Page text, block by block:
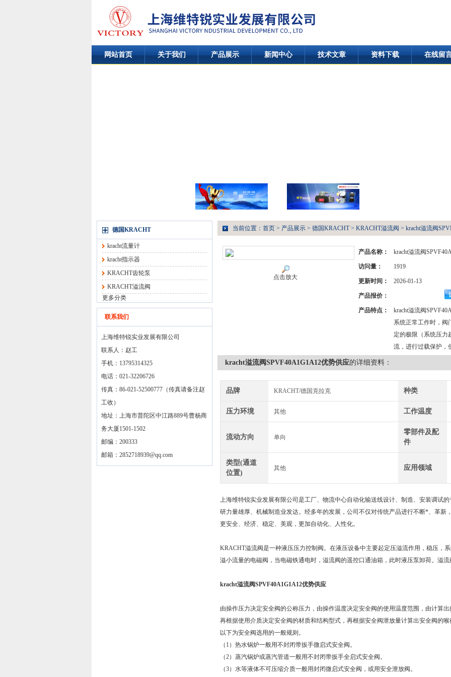
网站首页 关于我们 产品展示 新闻中心 技术文章 资料下载 在线留
德国KRACHT
kracht流量计
kracht指示器
KRACHT齿轮泵
KRACHT溢流阀
更多分类
联系我们
上海维特锐实业发展有限公司
联系人：赵工
手机：13795314325
电话：021-32206726
传真：86-021-52500777（传真请备注赵
工收）
地址：上海市普陀区中江路889号曹杨商
务大厦1501-1502
邮编：200333
邮箱： 2852718939@qq.com
当前位置： 首页 > 产品展示 > 德国KRACHT> KRACHT溢流阀 > kracht溢流阀
点击放大
产品名称： kracht溢流阀
访问量： 1919
更新时间： 2026-01-13
产品报价：
产品特点：
kracht溢流阀
系统正常工作时，阀
定的极限（系统压力
流，进行过载保护，
kracht溢流阀SPVF40A1G1A12优势供应的详细资料：
品牌 KRACHT/德国克拉克 种类
压力环境 其他 工作温度
流动方向 单向
零部件及配
件
类型(通道
位置)
其他 应用领域
上海维特锐实业发展有限公司是工厂、物流中心自动化输送线设计、制造、安装调试
研力量雄厚、机械制造业发达。经多年的发展，公司不仅对传统产品进行不断*、革新
更安全、经济、稳定、美观，更加自动化、人性化。
KRACHT溢流阀是一种液压压力控制阀。在液压设备中主要起定压溢流作用，稳压，
溢小流量的电磁阀，当电磁铁通电时，溢流阀的遥控口通油箱，此时液压泵卸荷。溢
kracht溢流阀SPVF40A1G1A12优势供应
由操作压力决定安全阀的公称压力，由操作温度决定安全阀的使用温度范围，由计算
再根据使用介质决定安全阀的材质和结构型式，再根据安全阀泄放量计算出安全阀的喉
以下为安全阀选用的一般规则。
（1）热水锅炉一般用不封闭带扳手微启式安全阀。
（2）蒸汽锅炉或蒸汽管道一般用不封闭带扳手全启式安全阀。
（3）水等液体不可压缩介质一般用封闭微启式安全阀，或用安全泄放阀。